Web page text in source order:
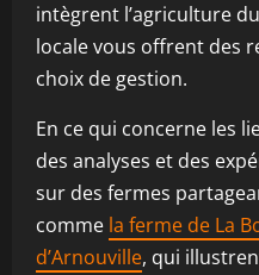
intègrent l’agriculture
locale vous offrent des
choix de gestion.
En ce qui concerne les
des analyses et des
sur des fermes
comme la ferme de La
d’Arnouville, qui